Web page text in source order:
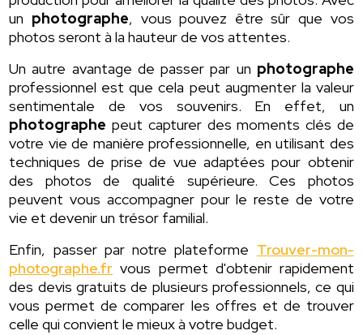
un photographe, vous pouvez être sûr que vos
photos seront à la hauteur de vos attentes.
Un autre avantage de passer par un photographe
professionnel est que cela peut augmenter la valeur
sentimentale de vos souvenirs. En effet, un
photographe peut capturer des moments clés de
votre vie de manière professionnelle, en utilisant des
techniques de prise de vue adaptées pour obtenir
des photos de qualité supérieure. Ces photos
peuvent vous accompagner pour le reste de votre
vie et devenir un trésor familial.
Enfin, passer par notre plateforme Trouver-mon-
photographe.fr vous permet d'obtenir rapidement
des devis gratuits de plusieurs professionnels, ce qui
vous permet de comparer les offres et de trouver
celle qui convient le mieux à votre budget.